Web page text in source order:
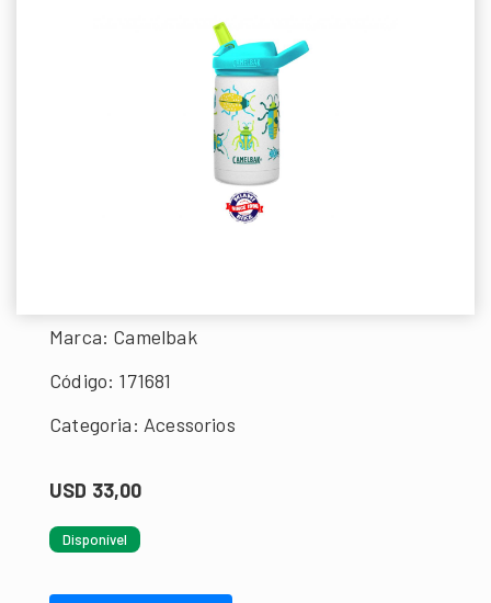
Marca: Camelbak
Código: 171681
Categoria: Acessorios
USD 33,00
Disponível